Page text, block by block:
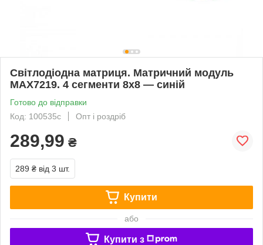
Світлодіодна матриця. Матричний модуль
MAX7219. 4 сегменти 8х8 — синій
Готово до відправки
Код: 100535с
Опт і роздріб
289,99 ₴
289 ₴ від 3 шт.
Купити
або
Купити з